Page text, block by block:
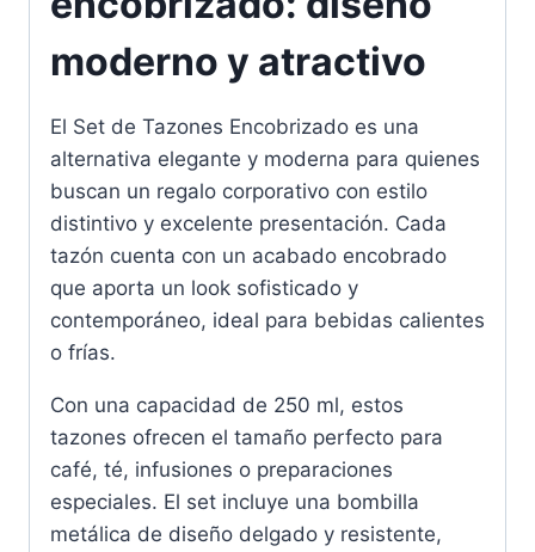
moderno y atractivo
El Set de Tazones Encobrizado es una
alternativa elegante y moderna para quienes
buscan un regalo corporativo con estilo
distintivo y excelente presentación. Cada
tazón cuenta con un acabado encobrado
que aporta un look sofisticado y
contemporáneo, ideal para bebidas calientes
o frías.
Con una capacidad de 250 ml, estos
tazones ofrecen el tamaño perfecto para
café, té, infusiones o preparaciones
especiales. El set incluye una bombilla
metálica de diseño delgado y resistente,